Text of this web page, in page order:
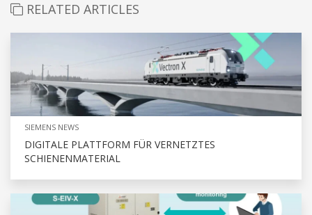
RELATED ARTICLES
SIEMENS NEWS
DIGITALE PLATTFORM FÜR VERNETZTES
SCHIENENMATERIAL